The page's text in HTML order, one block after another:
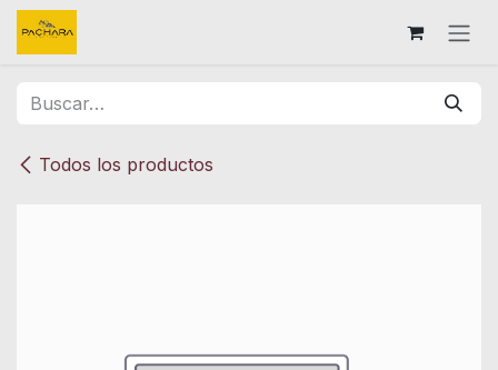
Ir al contenido
Todos los productos